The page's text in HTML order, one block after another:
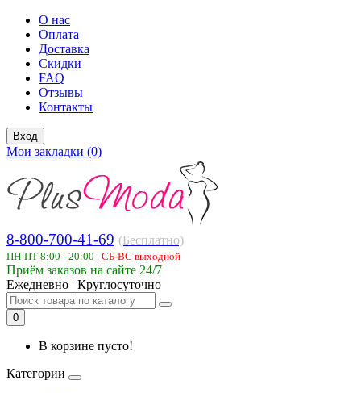
О нас
Оплата
Доставка
Скидки
FAQ
Отзывы
Контакты
Вход
Мои закладки (0)
8-800-700-41-69 (Бесплатно)
ПН-ПТ 8:00 - 20:00 | СБ-ВС выходной
Приём заказов на сайте 24/7
Ежедневно | Круглосуточно
0
В корзине пусто!
Категории